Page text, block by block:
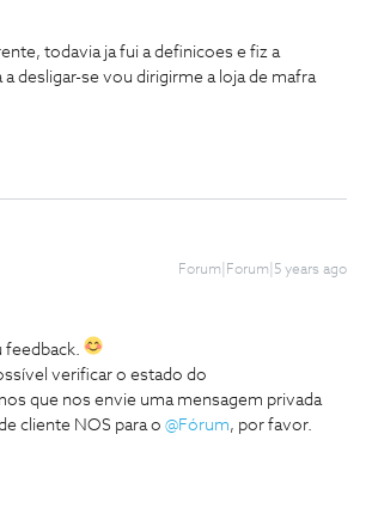
todavia ja fui a definicoes e fiz a
desligar-se vou dirigirme a loja de mafra
Forum|Forum|5 years ago
feedback.
verificar o estado do
que nos envie uma mensagem privada
cliente NOS para o @Fórum, por favor.